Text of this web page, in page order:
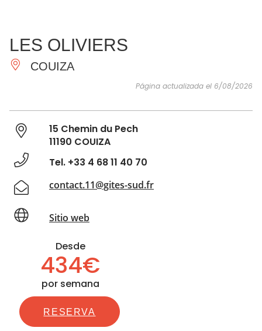
IMPRESCINDIBLES
HACER
LES OLIVIERS
COUIZA
Página actualizada el 6/08/2026
15 Chemin du Pech
11190 COUIZA
Tel. +33 4 68 11 40 70
contact.11@gites-sud.fr
Sitio web
Desde
434€
por semana
RESERVA